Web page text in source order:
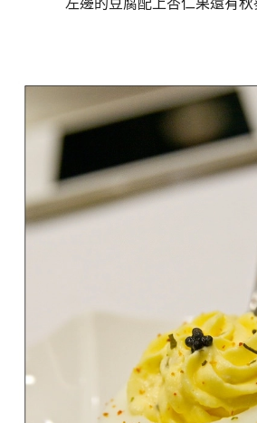
左邊的豆腐配上杏仁果還有